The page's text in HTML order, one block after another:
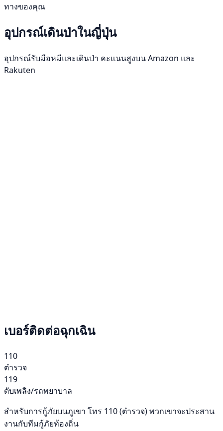
ทางของคุณ
อุปกรณ์เดินป่าในญี่ปุ่น
อุปกรณ์รับมือหมีและเดินป่า คะแนนสูงบน Amazon และ
Rakuten
เบอร์ติดต่อฉุกเฉิน
110
ตำรวจ
119
ดับเพลิง/รถพยาบาล
สำหรับการกู้ภัยบนภูเขา โทร 110 (ตำรวจ) พวกเขาจะประสาน
งานกับทีมกู้ภัยท้องถิ่น